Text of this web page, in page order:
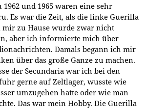
1962 und 1965 waren eine sehr
Es war die Zeit, als die linke Guerilla
mir zu Hause wurde zwar nicht
aber ich informierte mich über
Damals begann ich mir
über das große Ganze zu machen.
der Secundaria war ich bei den
gerne auf Zeltlager, wusste wie
umzugehen hatte oder wie man
Das war mein Hobby. Die Guerilla